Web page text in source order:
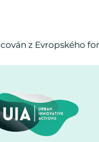
z Evropského